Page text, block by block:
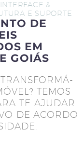
&
E SUPORTE
DE
EM
GOIÁS
TEMOS
TE AJUDAR
DE ACORDO